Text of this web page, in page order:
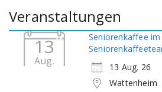
Veranstaltungen
13
Aug.
Seniorenkaffee
13 Aug. 26
Wattenheim